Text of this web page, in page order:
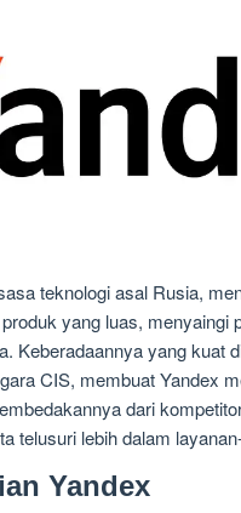
teknologi asal Rusia,
yang luas, menyaingi
Keberadaannya yang kuat
CIS, membuat Yandex
dari
telusuri lebih dalam
Yandex